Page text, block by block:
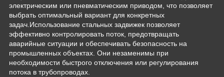
электрическим или пневматическим приводом, что позволяет
выбрать оптимальный вариант для конкретных
задач.Использование стальных задвижек позволяет
эффективно контролировать поток, предотвращать
аварийные ситуации и обеспечивать безопасность на
промышленных объектах. Они незаменимы при
необходимости быстрого отключения или регулирования
потока в трубопроводах.